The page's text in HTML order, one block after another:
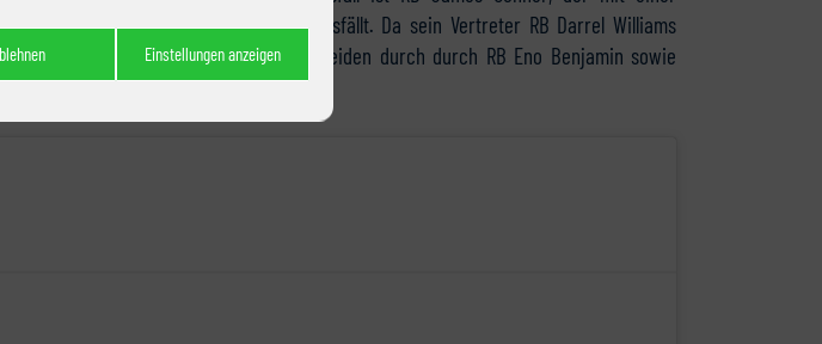
Einstellungen anzeigen
Spiel gegen die Seattle Seahawks ausfällt. Da sein Vertreter RB Darrel Williams
ausfällt, werden diese beiden durch durch RB Eno Benjamin sowie
vertreten.